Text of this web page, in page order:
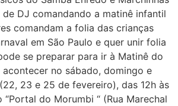
de DJ comandando a matinê infantil
comandam a folia das crianças
em São Paulo e quer unir folia
se preparar para ir à Matinê do
acontecer no sábado, domingo e
23 e 25 de fevereiro), das 12h às
“Portal do Morumbi “ (Rua Marechal